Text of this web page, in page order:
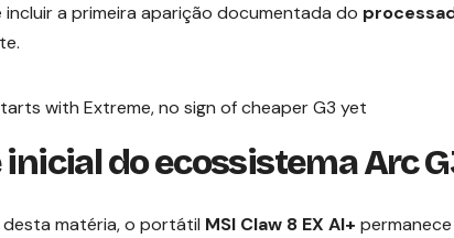
incluir a primeira aparição documentada do
do ecossistema Arc
matéria, o portátil MSI Claw 8 EX AI+